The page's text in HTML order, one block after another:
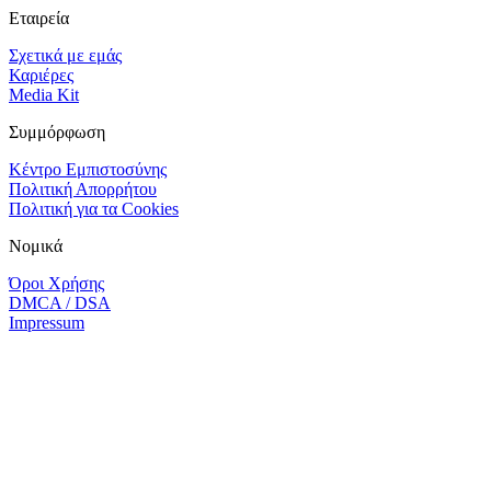
Εταιρεία
Σχετικά με εμάς
Καριέρες
Media Kit
Συμμόρφωση
Κέντρο Εμπιστοσύνης
Πολιτική Απορρήτου
Πολιτική για τα Cookies
Νομικά
Όροι Χρήσης
DMCA / DSA
Impressum